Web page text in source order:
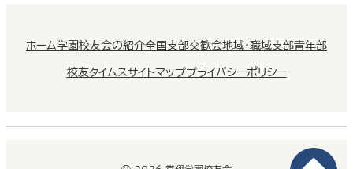
ホーム学園校友会の紹介全国支部交歓会地域・職域支部青年部
校友タイムスサイトマッププライバシーポリシー